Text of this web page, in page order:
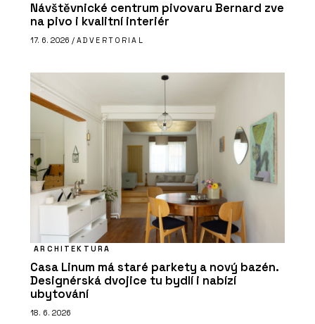
Návštěvnické centrum pivovaru Bernard zve
na pivo i kvalitní interiér
17. 6. 2026 / ADVERTORIAL
ARCHITEKTURA
Casa Linum má staré parkety a nový bazén.
Designérská dvojice tu bydlí i nabízí
ubytování
18. 6. 2026